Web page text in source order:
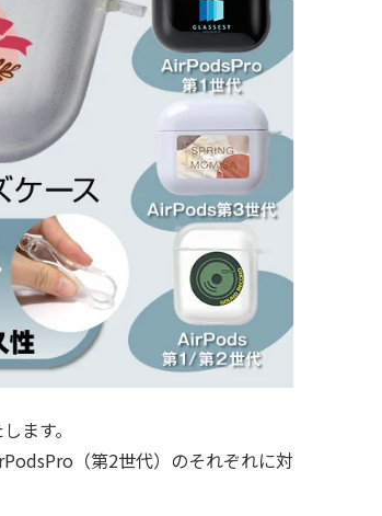
ます。
（第2世代）のそれぞれに対